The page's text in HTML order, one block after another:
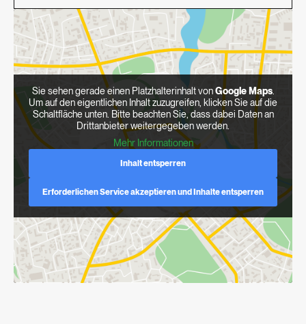
Sie sehen gerade einen Platzhalterinhalt vonGoogle Maps.
Um auf den eigentlichen Inhalt zuzugreifen, klicken Sie auf die
Schaltfläche unten. Bitte beachten Sie, dass dabei Daten an
Drittanbieter weitergegeben werden.
Mehr Informationen
Inhalt entsperren
Erforderlichen Service akzeptieren und Inhalte entsperren